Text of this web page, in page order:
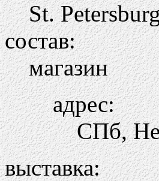
St.
состав:
магазин
адрес:
СПб,
выставка: